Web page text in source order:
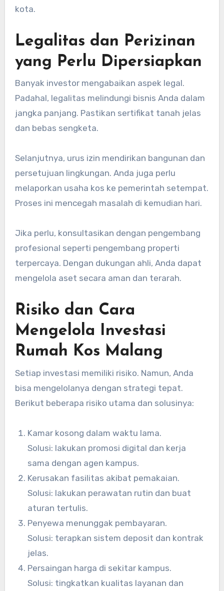
kota.
Legalitas dan Perizinan
yang Perlu Dipersiapkan
Banyak investor mengabaikan aspek legal.
Padahal, legalitas melindungi bisnis Anda dalam
jangka panjang. Pastikan sertifikat tanah jelas
dan bebas sengketa.
Selanjutnya, urus izin mendirikan bangunan dan
persetujuan lingkungan. Anda juga perlu
melaporkan usaha kos ke pemerintah setempat.
Proses ini mencegah masalah di kemudian hari.
Jika perlu, konsultasikan dengan pengembang
profesional seperti pengembang properti
terpercaya. Dengan dukungan ahli, Anda dapat
mengelola aset secara aman dan terarah.
Risiko dan Cara
Mengelola Investasi
Rumah Kos Malang
Setiap investasi memiliki risiko. Namun, Anda
bisa mengelolanya dengan strategi tepat.
Berikut beberapa risiko utama dan solusinya:
Kamar kosong dalam waktu lama.
Solusi: lakukan promosi digital dan kerja
sama dengan agen kampus.
Kerusakan fasilitas akibat pemakaian.
Solusi: lakukan perawatan rutin dan buat
aturan tertulis.
Penyewa menunggak pembayaran.
Solusi: terapkan sistem deposit dan kontrak
jelas.
Persaingan harga di sekitar kampus.
Solusi: tingkatkan kualitas layanan dan